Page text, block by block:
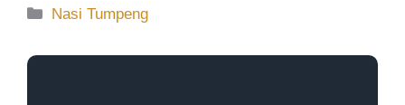
Nasi Tumpeng